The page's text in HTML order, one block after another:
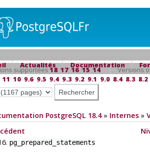
Actualités Documentation
supportées18 17 16 15 14
Versions
11 10 9.6 9.5 9.4 9.3 9.2 9.1 9.0 8.4 8.3 8.2
PostgreSQL 18.4» Internes»
pg_prepared_statements